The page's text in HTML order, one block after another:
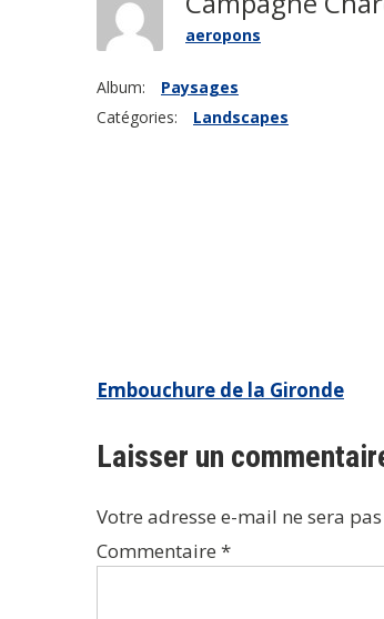
aeropons
Album:
Paysages
Catégories:
Landscapes
Navigation
l’article
Embouchure de la Gironde
Laisser un
Votre adresse e-mail ne sera
Commentaire *